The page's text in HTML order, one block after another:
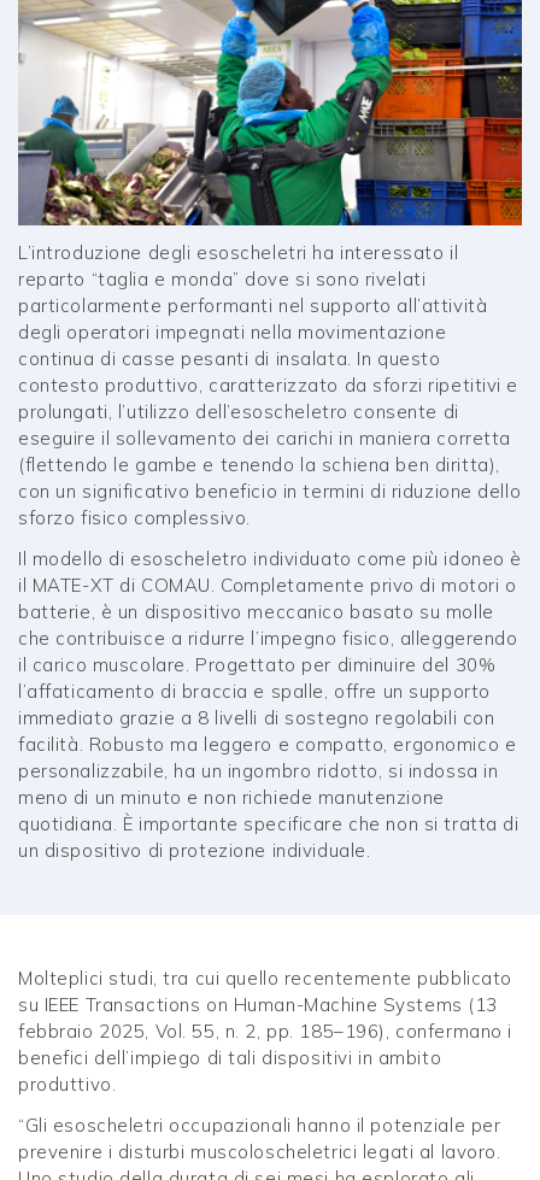
L’introduzione degli esoscheletri ha interessato il
reparto “taglia e monda” dove si sono rivelati
particolarmente performanti nel supporto all’attività
degli operatori impegnati nella movimentazione
continua di casse pesanti di insalata. In questo
contesto produttivo, caratterizzato da sforzi ripetitivi e
prolungati, l’utilizzo dell’esoscheletro consente di
eseguire il sollevamento dei carichi in maniera corretta
(flettendo le gambe e tenendo la schiena ben diritta),
con un significativo beneficio in termini di riduzione dello
sforzo fisico complessivo.
Il modello di esoscheletro individuato come più idoneo è
il MATE-XT di COMAU. Completamente privo di motori o
batterie, è un dispositivo meccanico basato su molle
che contribuisce a ridurre l’impegno fisico, alleggerendo
il carico muscolare. Progettato per diminuire del 30%
l’affaticamento di braccia e spalle, offre un supporto
immediato grazie a 8 livelli di sostegno regolabili con
facilità. Robusto ma leggero e compatto, ergonomico e
personalizzabile, ha un ingombro ridotto, si indossa in
meno di un minuto e non richiede manutenzione
quotidiana. È importante specificare che non si tratta di
un dispositivo di protezione individuale.
Molteplici studi, tra cui quello recentemente pubblicato
su IEEE Transactions on Human-Machine Systems (13
febbraio 2025, Vol. 55, n. 2, pp. 185–196), confermano i
benefici dell’impiego di tali dispositivi in ambito
produttivo.
“Gli esoscheletri occupazionali hanno il potenziale per
prevenire i disturbi muscoloscheletrici legati al lavoro.